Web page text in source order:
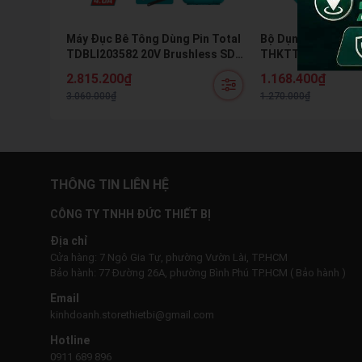
Máy Đục Bê Tông Dùng Pin Total
TDBLI203582 20V Brushless SDS
2.815.200₫
3.060.000₫
Bộ Dụng Cụ Đa
THKTTHP61757
Kèm Búa Kìm Mỏ
Chính Hãng
1.168.400₫
1.270.000₫
THÔNG TIN LIÊN HỆ
CÔNG TY TNHH ĐỨC THIẾT BỊ
Địa chỉ
Cửa hàng: 7 Ngô Gia Tự, phường Vườn Lài, TP.HCM
Bảo hành: 77 Đường 26A, phường Bình Phú TP.HCM ( Bảo hành )
Email
kinhdoanh.storethietbi@gmail.com
Hotline
0911 689 896